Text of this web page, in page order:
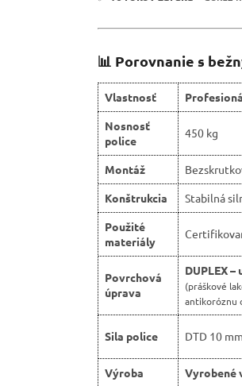
📊 Porovnanie s
Vlastnosť
Nosnosť
police
450 kg
Montáž
Konštrukcia
Stabilná
Použité
materiály
Povrchová
úprava
DUPLEX
(práškové
antikoróznu
Sila police DTD 10
Výroba
Vyrobené